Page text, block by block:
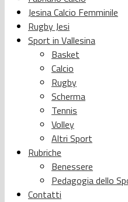
Jesina Calcio Femminile
Rugby Jesi
Sport in Vallesina
Basket
Calcio
Rugby
Scherma
Tennis
Volley
Altri Sport
Rubriche
Benessere
Pedagogia dello
Contatti